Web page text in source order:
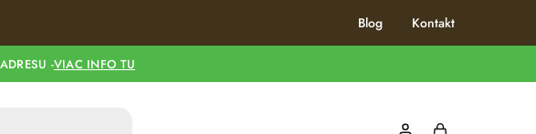
Blog Kontakt
-VIAC INFO TU
t
e
r